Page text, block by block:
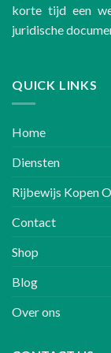
korte tijd een
juridische
QUICK LINKS
Home
Diensten
Rijbewijs Kopen
Contact
Shop
Blog
Over ons